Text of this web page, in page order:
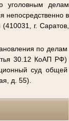
уголовным делам
непосредственно в
г. Саратов,
по делам
30.12 КоАП РФ)
суд общей
д. 55).